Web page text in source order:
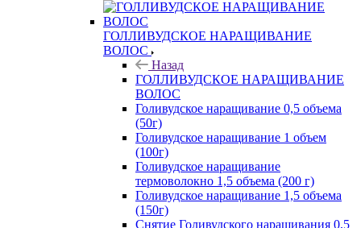
ГОЛЛИВУДСКОЕ НАРАЩИВАНИЕ
ВОЛОС
Назад
ГОЛЛИВУДСКОЕ НАРАЩИВАНИЕ
ВОЛОС
Голивудское наращивание 0,5 объема
(50г)
Голивудское наращивание 1 объем
(100г)
Голивудское наращивание
термоволокно 1,5 объема (200 г)
Голивудское наращивание 1,5 объема
(150г)
Снятие Голивудского наращивания 0,5